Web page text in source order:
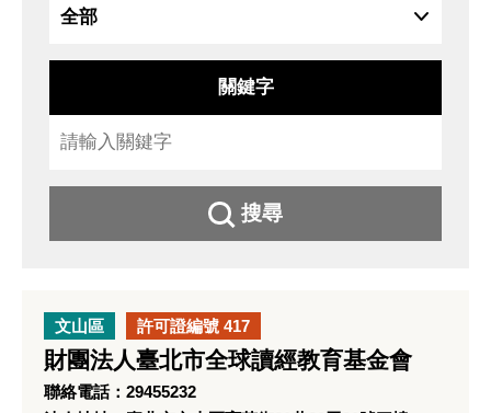
關鍵字
搜尋
文山區 許可證編號 417
財團法人臺北市全球讀經教育基金會
聯絡電話：29455232